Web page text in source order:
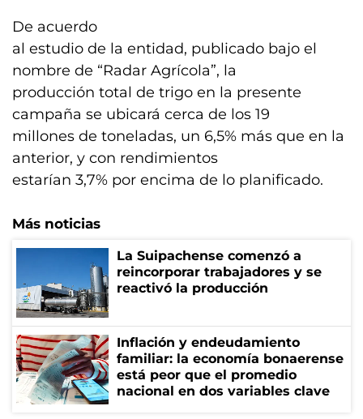
De acuerdo
al estudio de la entidad, publicado bajo el
nombre de “Radar Agrícola”, la
producción total de trigo en la presente
campaña se ubicará cerca de los 19
millones de toneladas, un 6,5% más que en la
anterior, y con rendimientos
estarían 3,7% por encima de lo planificado.
Más noticias
La Suipachense comenzó a
reincorporar trabajadores y se
reactivó la producción
Inflación y endeudamiento
familiar: la economía bonaerense
está peor que el promedio
nacional en dos variables clave